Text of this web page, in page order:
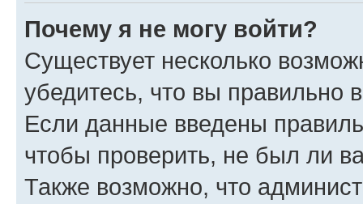
Почему я не могу войти?
Существует несколько
убедитесь, что вы правильно
Если данные введены
чтобы проверить, не был ли
Также возможно, что